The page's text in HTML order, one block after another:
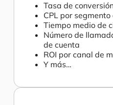
Tasa de
CPL por
Tiempo medio de
Número de
de cuenta
ROI por canal de
Y más…